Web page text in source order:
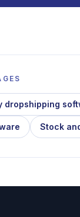
dropshipping
Stock